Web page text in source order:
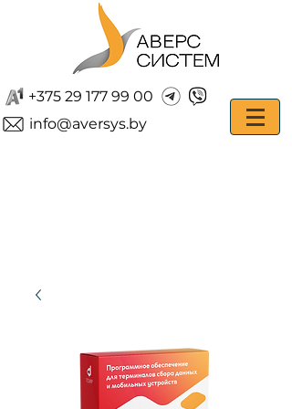
+375 29 177 99 00
info@aversys.by